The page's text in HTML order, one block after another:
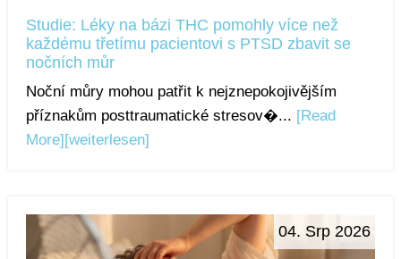
Studie: Léky na bázi THC pomohly více než
každému třetímu pacientovi s PTSD zbavit se
nočních můr
Noční můry mohou patřit k nejznepokojivějším
příznakům posttraumatické stresov�... [Read
More][weiterlesen]
04. Srp 2026